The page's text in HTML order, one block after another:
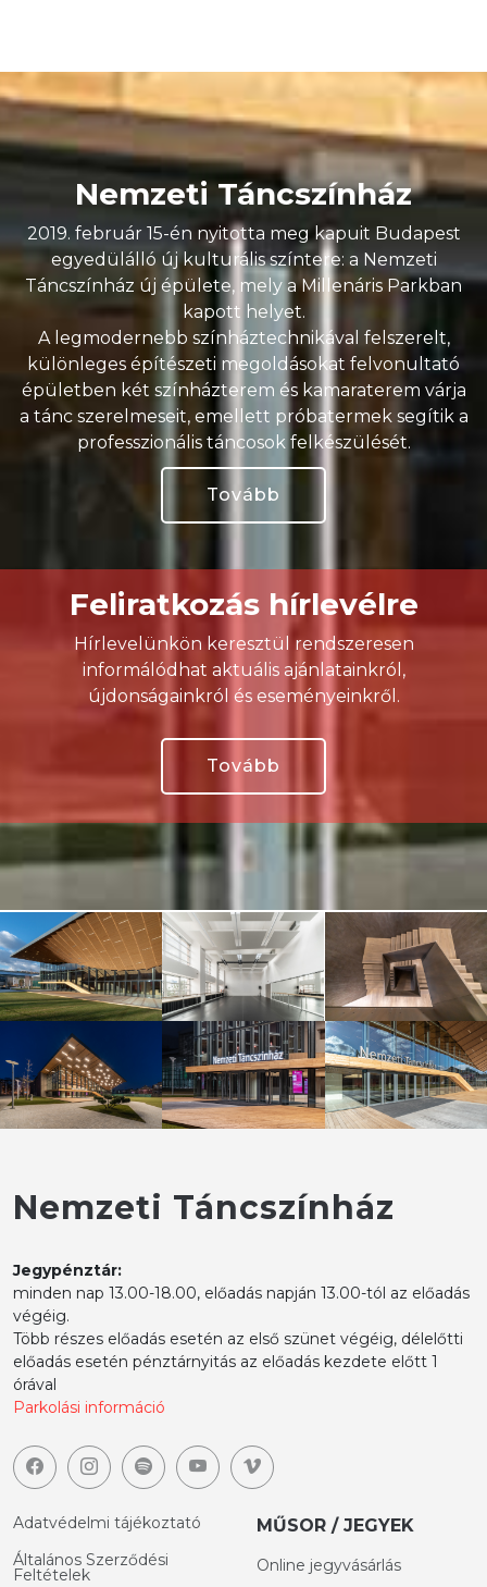
Nemzeti Táncszínház
2019. február 15-én nyitotta meg kapuit Budapest
egyedülálló új kulturális színtere: a Nemzeti
Táncszínház új épülete, mely a Millenáris Parkban
kapott helyet.
A legmodernebb színháztechnikával felszerelt,
különleges építészeti megoldásokat felvonultató
épületben két színházterem és kamaraterem várja
a tánc szerelmeseit, emellett próbatermek segítik a
professzionális táncosok felkészülését.
Tovább
Feliratkozás hírlevélre
Hírlevelünkön keresztül rendszeresen
informálódhat aktuális ajánlatainkról,
újdonságainkról és eseményeinkről.
Tovább
Nemzeti Táncszínház
Jegypénztár:
minden nap 13.00-18.00, előadás napján 13.00-tól az előadás
végéig.
Több részes előadás esetén az első szünet végéig, délelőtti
előadás esetén pénztárnyitás az előadás kezdete előtt 1
órával
Parkolási információ
Adatvédelmi tájékoztató
Általános Szerződési
Feltételek
MŰSOR / JEGYEK
Online jegyvásárlás